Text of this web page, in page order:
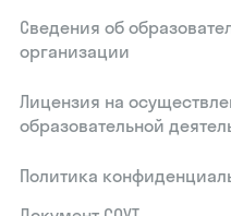
Сведения об
организации
Лицензия на
образовательной
Политика